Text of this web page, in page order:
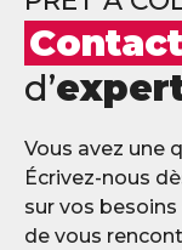
d’
Vous avez une
Écrivez-nous
sur vos
de vous